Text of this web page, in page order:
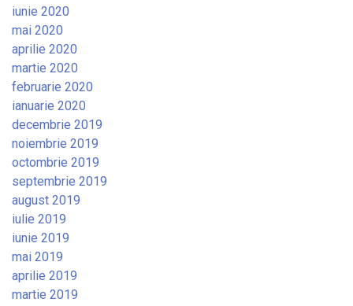
iunie 2020
mai 2020
aprilie 2020
martie 2020
februarie 2020
ianuarie 2020
decembrie 2019
noiembrie 2019
octombrie 2019
septembrie 2019
august 2019
iulie 2019
iunie 2019
mai 2019
aprilie 2019
martie 2019